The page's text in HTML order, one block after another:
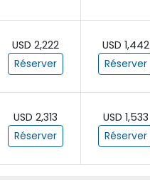
USD 2,222
Réserver
USD 1,442
Réserver
USD 2,313
Réserver
USD 1,533
Réserver